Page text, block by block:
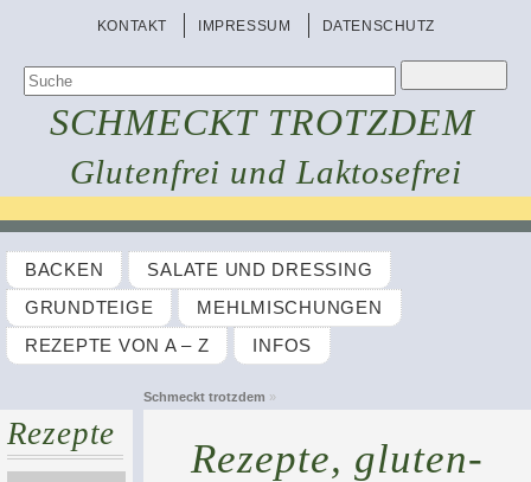
KONTAKT IMPRESSUM DATENSCHUTZ
SCHMECKT TROTZDEM
Glutenfrei und Laktosefrei
BACKEN
SALATE UND DRESSING
GRUNDTEIGE
MEHLMISCHUNGEN
REZEPTE VON A – Z
INFOS
Schmeckt trotzdem »
Rezepte
Rezepte, gluten-